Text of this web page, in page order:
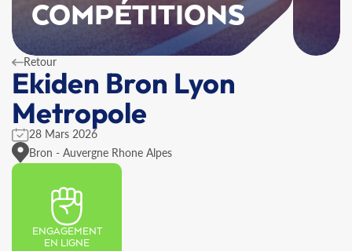
COMPÉTITIONS
Retour
Ekiden Bron Lyon
Metropole
28 Mars 2026
Bron - Auvergne Rhone Alpes
ENGAGEMENT
EN LIGNE